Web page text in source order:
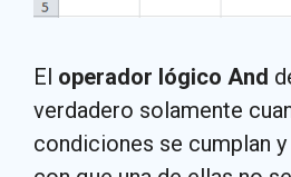
El operador lógico And
verdadero solamente
condiciones se cumplan